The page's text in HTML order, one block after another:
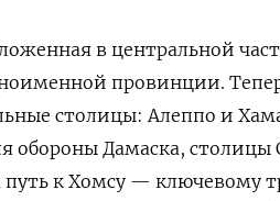
в центральной
провинции.
столицы: Алеппо и
обороны Дамаска, столицы
к Хомсу — ключевому